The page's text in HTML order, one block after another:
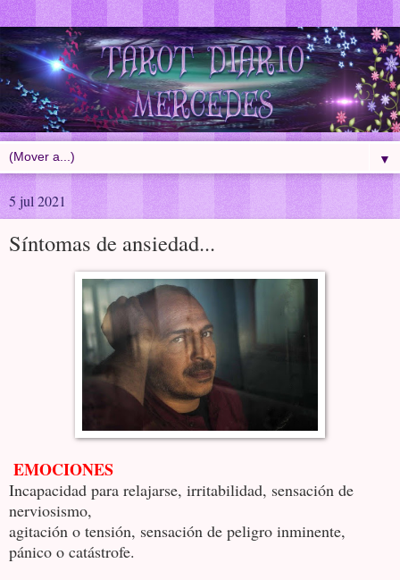
▼
5 jul 2021
Síntomas de ansiedad...
EMOCIONES
Incapacidad para relajarse, irritabilidad, sensación de
nerviosismo,
agitación o tensión, sensación de peligro inminente,
pánico o catástrofe.